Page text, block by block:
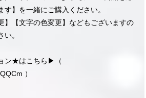
】を一緒にご購入ください。
】【文字の色変更】などもございますの
。
ン★はこちら▶︎（
）